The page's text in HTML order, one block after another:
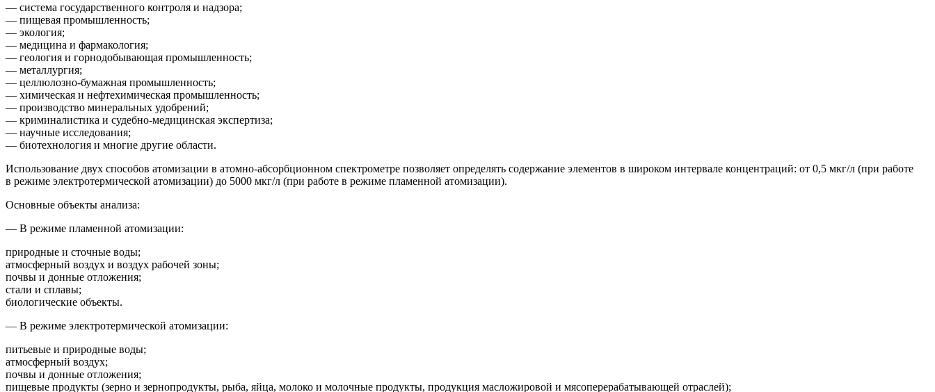
— система государственного контроля и надзора;
— пищевая промышленность;
— экология;
— медицина и фармакология;
— геология и горнодобывающая промышленность;
— металлургия;
— целлюлозно-бумажная промышленность;
— химическая и нефтехимическая промышленность;
— производство минеральных удобрений;
— криминалистика и судебно-медицинская экспертиза;
— научные исследования;
— биотехнология и многие другие области.
Использование двух способов атомизации в атомно-абсорбционном спектрометре позволяет определять содержание элементов в широком интервале концентраций: от 0,5 мкг/л (при работе
в режиме электротермической атомизации) до 5000 мкг/л (при работе в режиме пламенной атомизации).
Основные объекты анализа:
— В режиме пламенной атомизации:
природные и сточные воды;
атмосферный воздух и воздух рабочей зоны;
почвы и донные отложения;
стали и сплавы;
биологические объекты.
— В режиме электротермической атомизации:
питьевые и природные воды;
атмосферный воздух;
почвы и донные отложения;
пищевые продукты (зерно и зернопродукты, рыба, яйца, молоко и молочные продукты, продукция масложировой и мясоперерабатывающей отраслей);